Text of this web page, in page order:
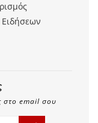
στο email σου